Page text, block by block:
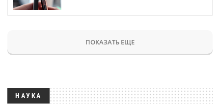
ПОКАЗАТЬ ЕЩЕ
НАУКА